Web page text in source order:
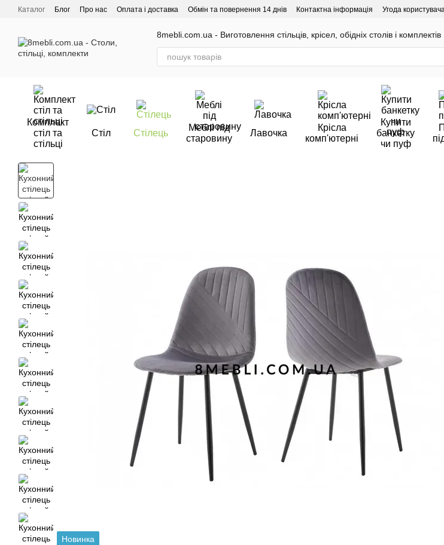
Перейти до основного контенту
Каталог Блог Про нас Оплата і доставка Обмін та повернення 14 днів Контактна інформація Угода
8mebli.com.ua - Виготовлення стільців, крісел, обідніх столів і комплектів
Комплект
стіл та
стільці
Стіл Стілець
Меблі під
старовину
Лавочка
Крісла
комп'ютерні
Купити
банкетку
чи пуф
Новинка